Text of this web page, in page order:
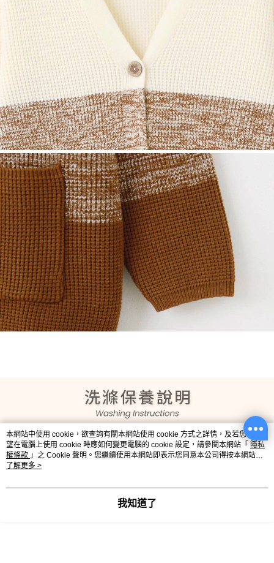
本網站中使用 cookie，欲查詢有關本網站使用 cookie 方式之詳情，及若您不希
望在電腦上使用 cookie 時應如何變更電腦的 cookie 設定，請參閱本網站「 隱私
權條款 」之 Cookie 聲明。您繼續使用本網站即表示您同意本公司得按本網站使
用條款之 Cookie 聲明使用 cookie。
了解更多 >
我知道了